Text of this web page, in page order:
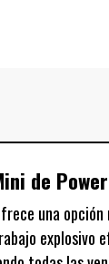
de
una
explosivo